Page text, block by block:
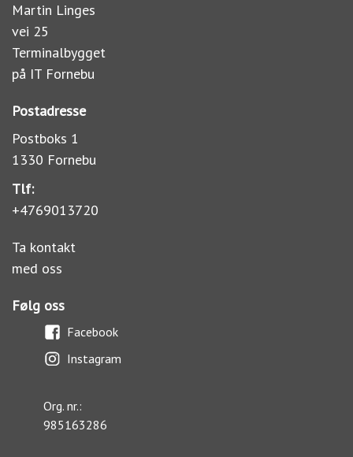
Martin Linges
vei 25
Terminalbygget
på IT Fornebu
Postadresse
Postboks 1
1330 Fornebu
Tlf:
+4769013720
Ta kontakt
med oss
Følg oss
Facebook
Instagram
Org. nr.:
985163286